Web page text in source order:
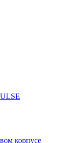
корпусе